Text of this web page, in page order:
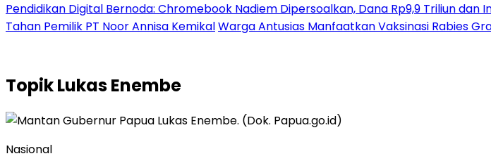
Pendidikan Digital Bernoda: Chromebook Nadiem Dipersoalkan, Dana Rp9,9 Triliun dan
Tahan Pemilik PT Noor Annisa KemikalWarga Antusias Manfaatkan Vaksinasi Rabies
TopikLukas Enembe
Nasional